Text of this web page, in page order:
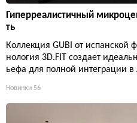
Гиперреалистичный
ть
Коллекция GUBI от испанской
нология 3D.FIT создает
ьефа для полной интеграции
Новинки 56